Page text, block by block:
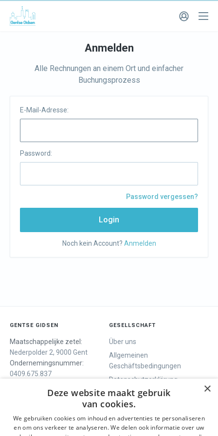
Anmelden
Alle Rechnungen an einem Ort und einfacher
Buchungsprozess
E-Mail-Adresse:
Password:
Password vergessen?
Login
Noch kein Account? Anmelden
GENTSE GIDSEN
Maatschappelijke zetel:
Nederpolder 2, 9000 Gent
Ondernemingsnummer:
0409.675.837
GESELLSCHAFT
Über uns
Allgemeinen
Geschäftsbedingungen
Datenschutzerklärung
Contact
WIR BIETEN SOCIALS
×
Deze website maakt gebruik
van cookies.
We gebruiken cookies om inhoud en advertenties te personaliseren
en om ons verkeer te analyseren. We delen ook informatie over uw